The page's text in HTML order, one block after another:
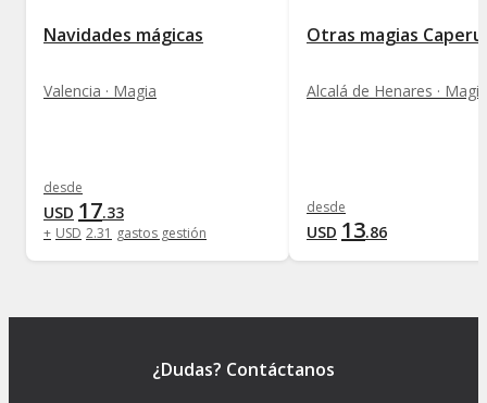
Navidades mágicas
Valencia · Magia
desde
USD 17.33
+ USD 2.31 gastos gestión
Otras magias
Alcalá de Henares · Magia
desde
USD 13.86
¿Dudas? Contáctanos